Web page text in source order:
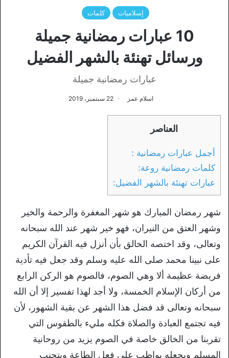
إسلاميات كلمات
10 عبارات رمضانية جميلة
ورسائل تهنئة بالشهر الفضيل
عبارات رمضانية جميلة
اسلام عمر 22 سبتمبر، 2019
العناصر
أجمل عبارات رمضانية :
كلمات رمضانية روعة:
عبارات تهنئة بالشهر الفضيل:
شهر رمضان المبارك هو شهر المغفرة والرحمة والخير
وشهر العتق من النيران، فهو خير شهر عند الله سبحانه
وتعالى، وقد اختصه الخالق بأن أنزل فيه القرآن الكريم
على نبينا محمد صلى الله عليه وسلم وقد جعل فيه تأدية
فريضة عظيمة ألا وهي الصوم، فالصوم هو الركن الرابع
من أركان الإسلام الخمسة، ولا أجد لهذا تفسير إلا أن الله
سبحانه وتعالى قد فضل هذا الشهر عن بقية الشهور، لأن
فيه تجتمع العبادة والصلاة فكله مليء بالطقوس التي
تقربنا من الخالق خاصة في الصوم يزيد من روحانية
المسلم ويجعله يواظب على فعل الطاعة ويتجنب